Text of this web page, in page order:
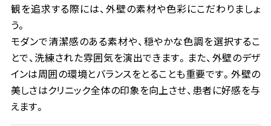
観を追求する際には、外壁の素材や色彩にこだわりましょ
う。
モダンで清潔感のある素材や、穏やかな色調を選択するこ
とで、洗練された雰囲気を演出できます。また、外壁のデザ
インは周囲の環境とバランスをとることも重要です。外壁の
美しさはクリニック全体の印象を向上させ、患者に好感を与
えます。